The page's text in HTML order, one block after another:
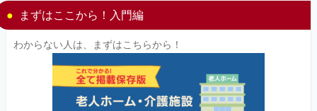
まずはここから！入門編
わからない人は、まずはこちらから！